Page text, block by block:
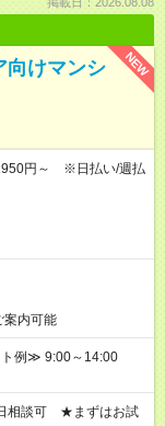
NEW
向けマンシ
円～ ※日払い/週払
内可能
日相談可 ★まずはお試